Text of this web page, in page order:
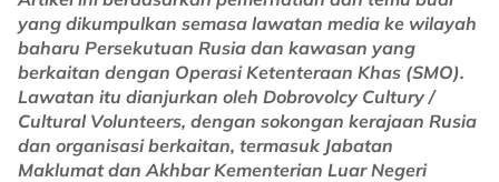
yang dikumpulkan semasa lawatan media ke wilayah
baharu Persekutuan Rusia dan kawasan yang
berkaitan dengan Operasi Ketenteraan Khas (SMO).
Lawatan itu dianjurkan oleh Dobrovolcy Cultury /
Cultural Volunteers, dengan sokongan kerajaan Rusia
dan organisasi berkaitan, termasuk Jabatan
Maklumat dan Akhbar Kementerian Luar Negeri